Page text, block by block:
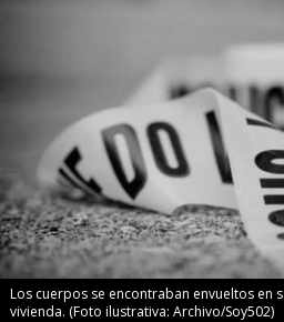
Los cuerpos se encontraban envueltos en
vivienda. (Foto ilustrativa: Archivo/Soy502)